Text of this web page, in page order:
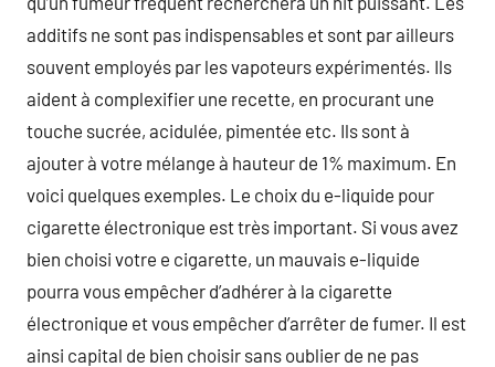
additifs ne sont pas indispensables et sont par ailleurs
souvent employés par les vapoteurs expérimentés. Ils
aident à complexifier une recette, en procurant une
touche sucrée, acidulée, pimentée etc. Ils sont à
ajouter à votre mélange à hauteur de 1% maximum. En
voici quelques exemples. Le choix du e-liquide pour
cigarette électronique est très important. Si vous avez
bien choisi votre e cigarette, un mauvais e-liquide
pourra vous empêcher d’adhérer à la cigarette
électronique et vous empêcher d’arrêter de fumer. Il est
ainsi capital de bien choisir sans oublier de ne pas